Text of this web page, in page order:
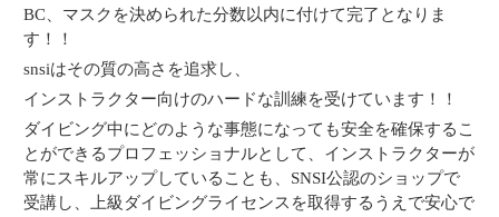
BC、マスクを決められた分数以内に付けて完了となりま
す！！
snsiはその質の高さを追求し、
インストラクター向けのハードな訓練を受けています！！
ダイビング中にどのような事態になっても安全を確保するこ
とができるプロフェッショナルとして、インストラクターが
常にスキルアップしていることも、SNSI公認のショップで
受講し、上級ダイビングライセンスを取得するうえで安心で